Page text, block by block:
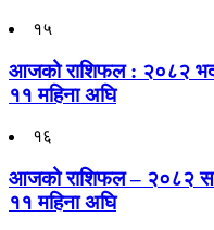
१५
आजको राशिफल : २०८२
११ महिना अघि
१६
आजको राशिफल – २०८२
११ महिना अघि